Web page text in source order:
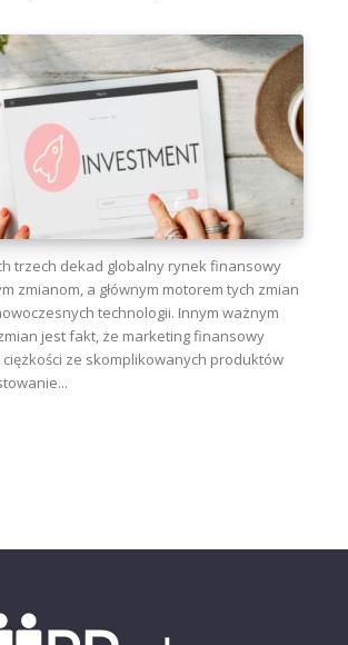
trzech dekad globalny rynek finansowy
zmianom, a głównym motorem tych zmian
technologii. Innym ważnym
jest fakt, że marketing finansowy
ciężkości ze skomplikowanych produktów